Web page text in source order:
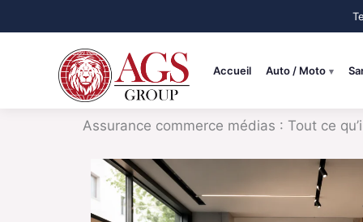
au
Accueil Auto / Moto
Assurance commerce médias : Tout ce